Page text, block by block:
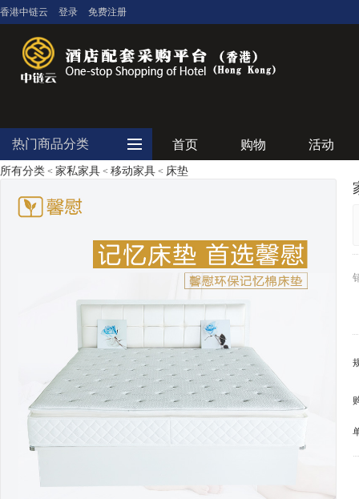
香港中链云 登录 免费注册
热门商品分类 首页 购物 活动
大堂用品
灯饰照明
家私家具
基础建材
所有分类 < 家私家具 < 移动家具 < 床垫